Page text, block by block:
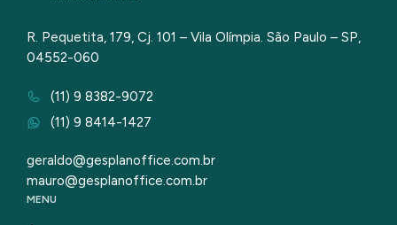
R. Pequetita, 179, Cj. 101 – Vila Olímpia. São Paulo – SP,
04552-060
(11) 9 8382-9072
(11) 9 8414-1427
geraldo@gesplanoffice.com.br
mauro@gesplanoffice.com.br
MENU